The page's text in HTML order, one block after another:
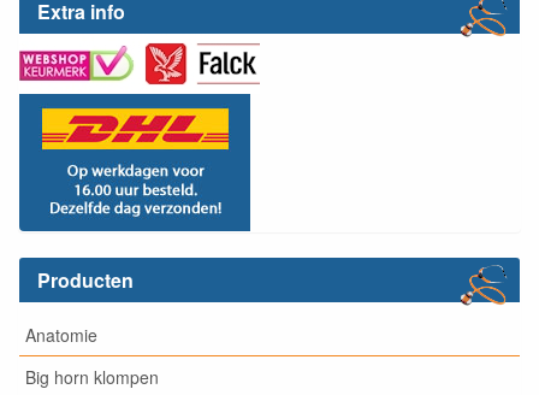
Extra info
Producten
Anatomie
Big horn klompen